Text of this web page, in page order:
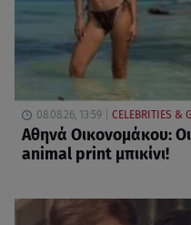
08.08.26, 13:59 CELEBRITIES &
Αθηνά Οικονομάκου:
animal print μπικίνι!